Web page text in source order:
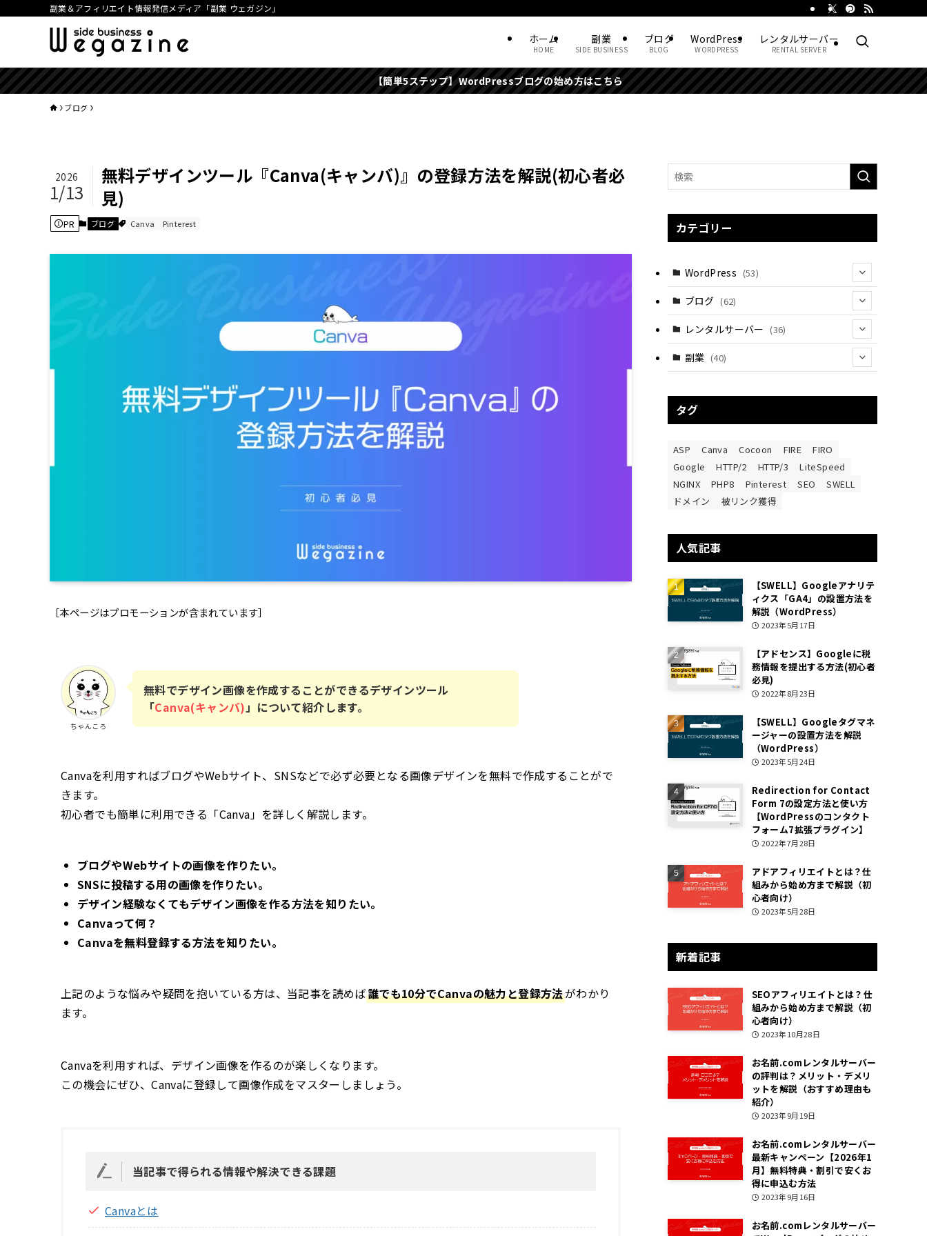
副業＆アフィリエイト情報発信メディア「副業 ウェガジン」
ホーム
HOME
副業
SIDE BUSINESS
ブログ
BLOG
WordPress
WORDPRESS
レンタルサーバー
RENTAL SERVER
【簡単5ステップ】WordPressブログの始め方はこちら
ブログ
無料デザインツール『Canva(キャンバ)』の登録方法を解説(初心者必
見)
2026
1/13
PR ブログ Canva Pinterest
［本ページはプロモーションが含まれています］
ちゃんころ
無料でデザイン画像を作成することができるデザインツール
「Canva(キャンバ)」について紹介します。
Canvaを利用すればブログやWebサイト、SNSなどで必ず必要となる画像デザインを無料で作成することがで
きます。
初心者でも簡単に利用できる「Canva」を詳しく解説します。
ブログやWebサイトの画像を作りたい。
SNSに投稿する用の画像を作りたい。
デザイン経験なくてもデザイン画像を作る方法を知りたい。
Canvaって何？
Canvaを無料登録する方法を知りたい。
上記のような悩みや疑問を抱いている方は、当記事を読めば誰でも10分でCanvaの魅力と登録方法がわかり
ます。
Canvaを利用すれば、デザイン画像を作るのが楽しくなります。
この機会にぜひ、Canvaに登録して画像作成をマスターしましょう。
当記事で得られる情報や解決できる課題
Canvaとは
カテゴリー
WordPress (53)
(28)
ブログ (62)
(8)
レンタルサーバー (36)
(9)
(2)
副業 (40)
タグ
ASP Canva Cocoon FIRE
FIRO
Google
HTTP/2 HTTP/3
LiteSpeed
NGINX
PHP8 Pinterest SEO
SWELL
ドメイン
被リンク獲得
人気記事
【SWELL】Googleアナリテ
ィクス「GA4」の設置方法を
解説（WordPress）
2023年5月17日
【アドセンス】Googleに税
務情報を提出する方法(初心者
必見)
2022年8月23日
【SWELL】Googleタグマネ
ージャーの設置方法を解説
（WordPress）
2023年5月24日
Redirection for Contact
Form 7の設定方法と使い方
【WordPressのコンタクト
フォーム7拡張プラグイン】
2022年7月28日
アドアフィリエイトとは？仕
組みから始め方まで解説（初
心者向け）
2023年5月28日
新着記事
SEOアフィリエイトとは？仕
組みから始め方まで解説（初
心者向け）
2023年10月28日
お名前.comレンタルサーバー
の評判は？メリット・デメリ
ットを解説（おすすめ理由も
紹介）
2023年9月19日
お名前.comレンタルサーバー
最新キャンペーン【2026年1
月】無料特典・割引で安くお
得に申込む方法
2023年9月16日
お名前.comレンタルサーバー